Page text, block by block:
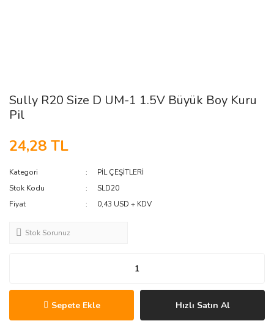
Sully R20 Size D UM-1 1.5V Büyük Boy Kuru
Pil
24,28 TL
Kategori
PİL ÇEŞİTLERİ
Stok Kodu
SLD20
Fiyat
0,43 USD + KDV
Stok Sorunuz
Sepete Ekle Hızlı Satın Al